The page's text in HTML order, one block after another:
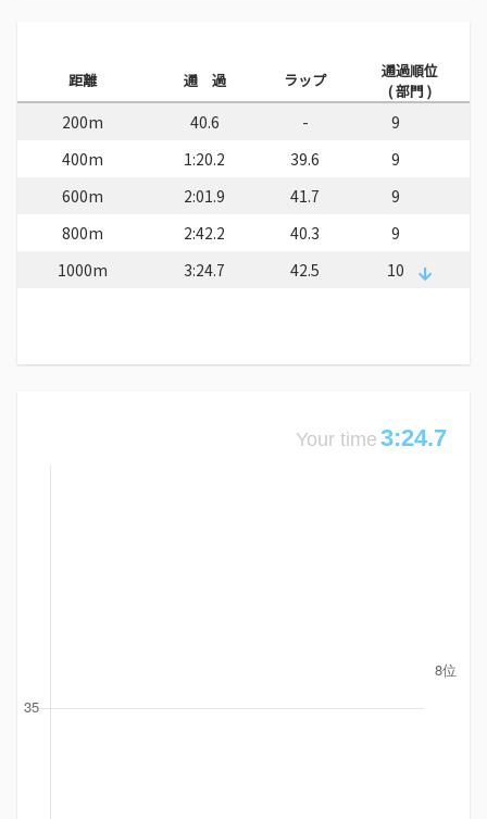
距離 通 過 ラップ
通過順位
( 部門 )
200m 40.6 -
9
400m
1:20.2 39.6
9
600m
2:01.9 41.7
9
800m
2:42.2 40.3
9
1000m
3:24.7 42.5 10
Your time 3:24.7